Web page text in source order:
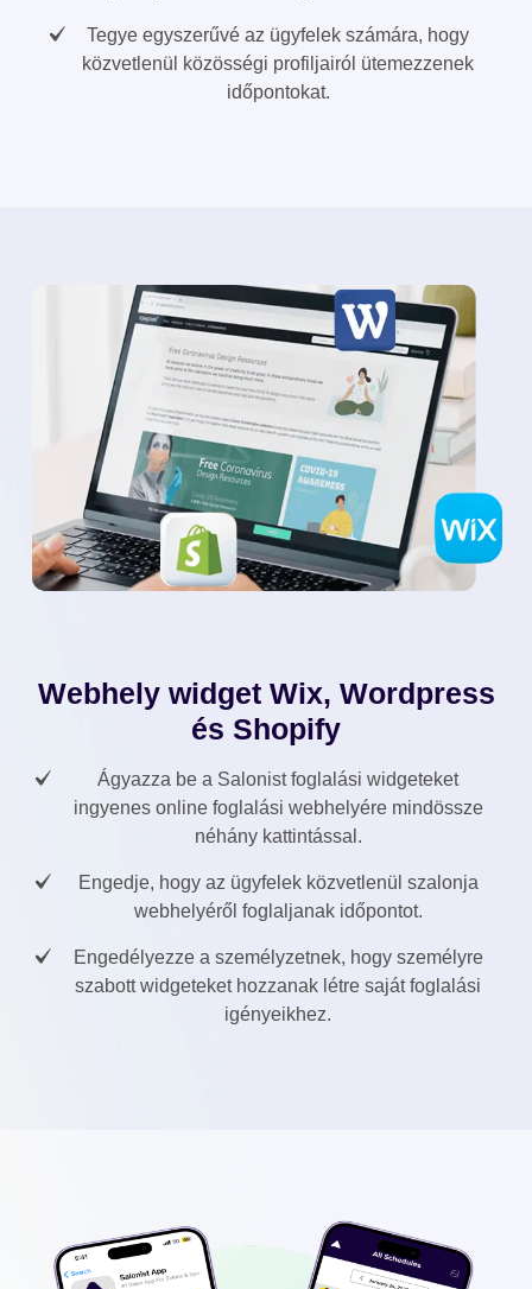
Tegye egyszerűvé az ügyfelek számára, hogy
közvetlenül közösségi profiljairól ütemezzenek
időpontokat.
Webhely widget Wix, Wordpress
és Shopify
Ágyazza be a Salonist foglalási widgeteket
ingyenes online foglalási webhelyére mindössze
néhány kattintással.
Engedje, hogy az ügyfelek közvetlenül szalonja
webhelyéről foglaljanak időpontot.
Engedélyezze a személyzetnek, hogy személyre
szabott widgeteket hozzanak létre saját foglalási
igényeikhez.